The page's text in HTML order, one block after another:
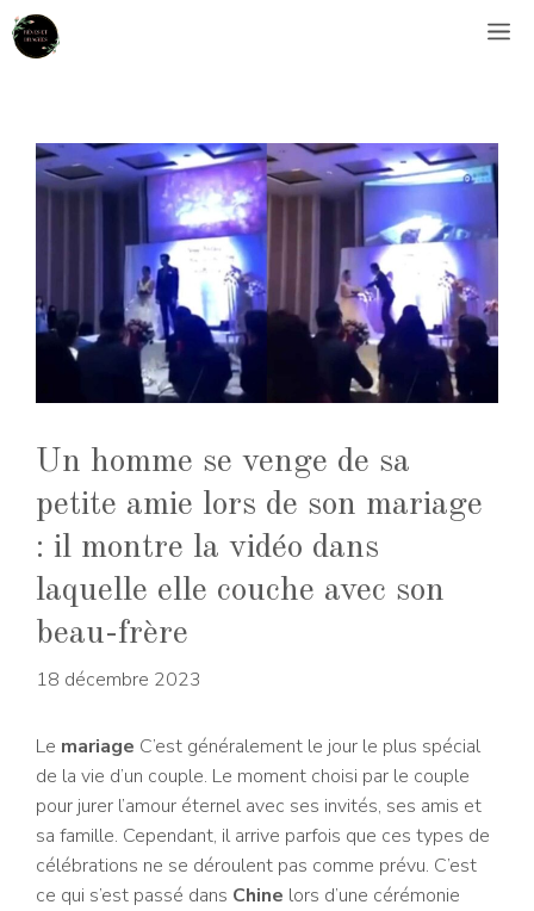
Aller
au
Un homme se venge de sa
petite amie lors de son mariage
: il montre la vidéo dans
laquelle elle couche avec son
beau-frère
18 décembre 2023
Le mariage C’est généralement le jour le plus spécial
de la vie d’un couple. Le moment choisi par le couple
pour jurer l’amour éternel avec ses invités, ses amis et
sa famille. Cependant, il arrive parfois que ces types de
célébrations ne se déroulent pas comme prévu. C’est
ce qui s’est passé dans Chine lors d’une cérémonie